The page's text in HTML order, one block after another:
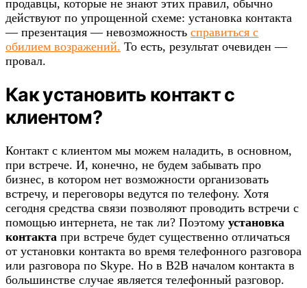
продавцы, которые не знают этих правил, обычно
действуют по упрощенной схеме: установка контакта
— презентация — невозможность справиться с
обилием возражений. То есть, результат очевиден —
провал.
Как установить контакт с
клиентом?
Контакт с клиентом мы можем наладить, в основном,
при встрече. И, конечно, не будем забывать про
бизнес, в котором нет возможности организовать
встречу, и переговоры ведутся по телефону. Хотя
сегодня средства связи позволяют проводить встречи с
помощью интернета, не так ли? Поэтому установка
контакта при встрече будет существенно отличаться
от установки контакта во время телефонного разговора
или разговора по Skype. Но в B2B началом контакта в
большинстве случае является телефонный разговор.